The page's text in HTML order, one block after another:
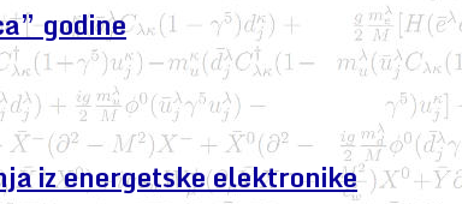
godine
iz energetske elektronike